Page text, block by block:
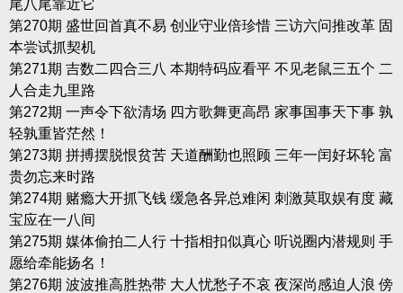
尾八尾靠近它
第270期 盛世回首真不易 创业守业倍珍惜 三访六问推改革 固
本尝试抓契机
第271期 吉数二四合三八 本期特码应看平 不见老鼠三五个 二
人合走九里路
第272期 一声令下欲清场 四方歌舞更高昂 家事国事天下事 孰
轻孰重皆茫然！
第273期 拼搏摆脱恨贫苦 天道酬勤也照顾 三年一闰好坏轮 富
贵勿忘来时路
第274期 赌瘾大开抓飞钱 缓急各异总难闲 刺激莫取娱有度 藏
宝应在一八间
第275期 媒体偷拍二人行 十指相扣似真心 听说圈内潜规则 手
愿给牵能扬名！
第276期 波波推高胜热带 大人忧愁子不哀 夜深尚感迫人浪 傍